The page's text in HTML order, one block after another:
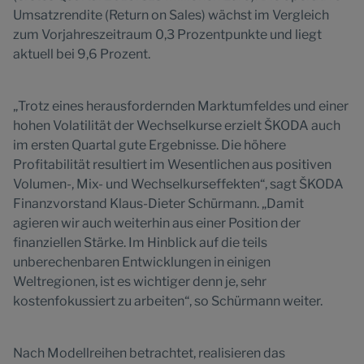
Umsatzrendite (Return on Sales) wächst im Vergleich
zum Vorjahreszeitraum 0,3 Prozentpunkte und liegt
aktuell bei 9,6 Prozent.
„Trotz eines herausfordernden Marktumfeldes und einer
hohen Volatilität der Wechselkurse erzielt ŠKODA auch
im ersten Quartal gute Ergebnisse. Die höhere
Profitabilität resultiert im Wesentlichen aus positiven
Volumen-, Mix- und Wechselkurseffekten“, sagt ŠKODA
Finanzvorstand Klaus-Dieter Schürmann. „Damit
agieren wir auch weiterhin aus einer Position der
finanziellen Stärke. Im Hinblick auf die teils
unberechenbaren Entwicklungen in einigen
Weltregionen, ist es wichtiger denn je, sehr
kostenfokussiert zu arbeiten“, so Schürmann weiter.
Nach Modellreihen betrachtet, realisieren das